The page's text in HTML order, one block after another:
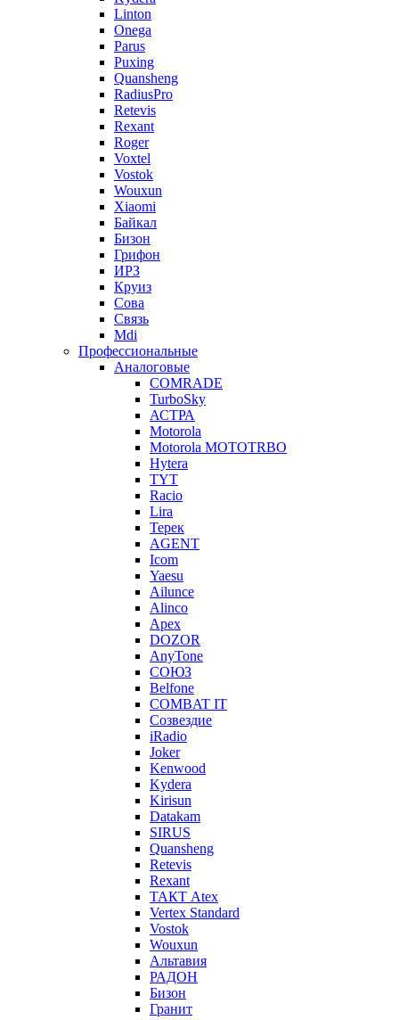
Linton
Onega
Parus
Puxing
Quansheng
RadiusPro
Retevis
Rexant
Roger
Voxtel
Vostok
Wouxun
Xiaomi
Байкал
Бизон
Грифон
ИРЗ
Круиз
Сова
Связь
Mdi
Профессиональные
Аналоговые
COMRADE
TurboSky
АСТРА
Motorola
Motorola MOTOTRBO
Hytera
TYT
Racio
Lira
Терек
AGENT
Icom
Yaesu
Ailunce
Alinco
Apex
DOZOR
AnyTone
СОЮЗ
Belfone
COMBAT IT
Созвездие
iRadio
Joker
Kenwood
Kydera
Kirisun
Datakam
SIRUS
Quansheng
Retevis
Rexant
ТАКТ Atex
Vertex Standard
Vostok
Wouxun
Альтавия
РАДОН
Бизон
Гранит